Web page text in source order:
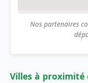
Nos partenaires
Villes à proximité